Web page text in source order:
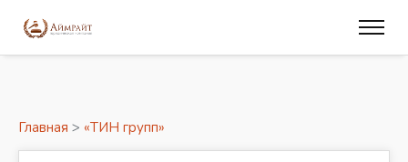
Главная > «ТИН групп»